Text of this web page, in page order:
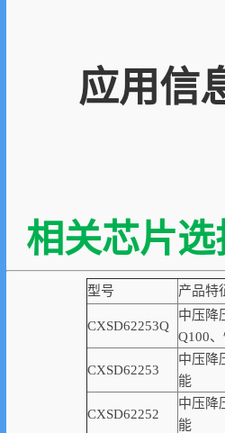
应用信
相关芯片
型号 产品特
CXSD62253Q
中压降
Q100
CXSD62253
中压降
能
CXSD62252
中压降
能